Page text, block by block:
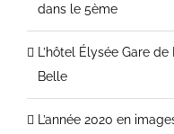
dans le 5ème
L’hôtel Élysée Gare
Belle
L’année 2020 en